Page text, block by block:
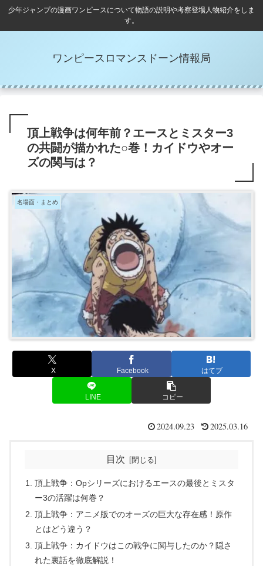
少年ジャンプの漫画ワンピースについて物語の説明や考察登場人物紹介をしま
す。
ワンピースロマンスドーン情報局
頂上戦争は何年前？エースとミスター3
の共闘が描かれた○巻！カイドウやオー
ズの関与は？
名場面・まとめ
X Facebook はてブ
LINE コピー
2024.09.23 2025.03.16
目次
頂上戦争：Opシリーズにおけるエースの最後とミスタ
ー3の活躍は何巻？
頂上戦争：アニメ版でのオーズの巨大な存在感！原作
とはどう違う？
頂上戦争：カイドウはこの戦争に関与したのか？隠さ
れた裏話を徹底解説！